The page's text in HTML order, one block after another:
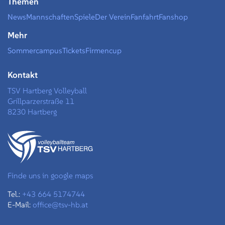
Finde uns in google maps
Tel.: +43 664 5174744
E-Mail: office@tsv-hb.at
NewsMannschaftenSpieleDer VereinFanfahrtFanshop
Mehr
SommercampusTicketsFirmencup
Kontakt
TSV Hartberg Volleyball
Grillparzerstraße 11
8230 Hartberg